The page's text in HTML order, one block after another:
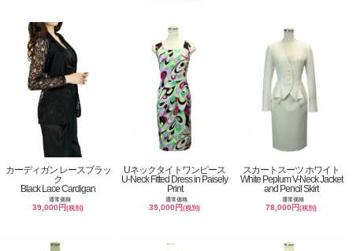
カーディガン レースブラッ
ク
Black Lace Cardigan
通常価格
39,000円(税別)
Uネックタイトワンピース
U-Neck Fitted Dress in Paisely
Print
通常価格
39,000円(税別)
スカートスーツ ホワイト
White Peplum V-Neck Jacket
and Pencil Skirt
通常価格
78,000円(税別)